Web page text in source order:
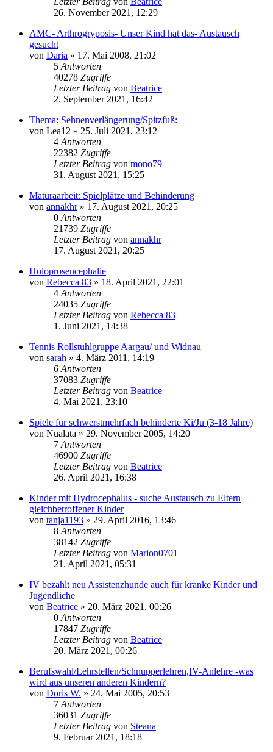
26. November 2021, 12:29
AMC- Arthrogryposis- Unser Kind hat das- Austausch
gesucht
von Daria » 17. Mai 2008, 21:02
5 Antworten
40278 Zugriffe
Letzter Beitrag von Beatrice
2. September 2021, 16:42
Thema: Sehnenverlängerung/Spitzfuß:
von Lea12 » 25. Juli 2021, 23:12
4 Antworten
22382 Zugriffe
Letzter Beitrag von mono79
31. August 2021, 15:25
Maturaarbeit: Spielplätze und Behinderung
von annakhr» 17. August 2021, 20:25
0 Antworten
21739 Zugriffe
Letzter Beitrag von annakhr
17. August 2021, 20:25
Holoprosencephalie
von Rebecca 83 » 18. April 2021, 22:01
4 Antworten
24035 Zugriffe
Letzter Beitrag von Rebecca 83
1. Juni 2021, 14:38
Tennis Rollstuhlgruppe Aargau/ und Widnau
von sarah » 4. März 2011, 14:19
6 Antworten
37083 Zugriffe
Letzter Beitrag von Beatrice
4. Mai 2021, 23:10
Spiele für schwerstmehrfach behinderte Ki/Ju (3-18 Jahre)
von Nualata » 29. November 2005, 14:20
7 Antworten
46900 Zugriffe
Letzter Beitrag von Beatrice
26. April 2021, 16:38
Kinder mit Hydrocephalus - suche Austausch zu Eltern
gleichbetroffener Kinder
von tanja1193 » 29. April 2016, 13:46
8 Antworten
38142 Zugriffe
Letzter Beitrag von Marion0701
21. April 2021, 05:31
IV bezahlt neu Assistenzhunde auch für kranke Kinder und
Jugendliche
von Beatrice » 20. März 2021, 00:26
0 Antworten
17847 Zugriffe
Letzter Beitrag von Beatrice
20. März 2021, 00:26
Berufswahl/Lehrstellen/Schnupperlehren,IV-Anlehre -was
wird aus unseren anderen Kindern?
von Doris W. » 24. Mai 2005, 20:53
7 Antworten
36031 Zugriffe
Letzter Beitrag von Steana
9. Februar 2021, 18:18